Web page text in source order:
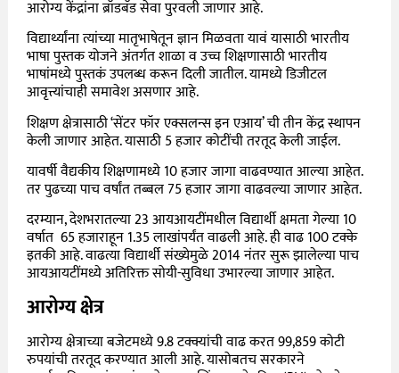
आरोग्य केंद्रांना ब्रॉडबँड सेवा पुरवली जाणार आहे.
विद्यार्थ्यांना त्यांच्या मातृभाषेतून ज्ञान मिळवता यावं यासाठी भारतीय
भाषा पुस्तक योजने अंतर्गत शाळा व उच्च शिक्षणासाठी भारतीय
भाषांमध्ये पुस्तकं उपलब्ध करून दिली जातील. यामध्ये डिजीटल
आवृत्त्यांचाही समावेश असणार आहे.
शिक्षण क्षेत्रासाठी ‘सेंटर फॉर एक्सलन्स इन एआय’ ची तीन केंद्र स्थापन
केली जाणार आहेत. यासाठी 5 हजार कोटींची तरतूद केली जाईल.
यावर्षी वैद्यकीय शिक्षणामध्ये 10 हजार जागा वाढवण्यात आल्या आहेत.
तर पुढच्या पाच वर्षांत तब्बल 75 हजार जागा वाढवल्या जाणार आहेत.
दरम्यान, देशभरातल्या 23 आयआयटींमधील विद्यार्थी क्षमता गेल्या 10
वर्षात 65 हजाराहून 1.35 लाखांपर्यंत वाढली आहे. ही वाढ 100 टक्के
इतकी आहे. वाढत्या विद्यार्थी संख्येमुळे 2014 नंतर सुरू झालेल्या पाच
आयआयटींमध्ये अतिरिक्त सोयी-सुविधा उभारल्या जाणार आहेत.
आरोग्य क्षेत्र
आरोग्य क्षेत्राच्या बजेटमध्ये 9.8 टक्क्यांची वाढ करत 99,859 कोटी
रुपयांची तरतूद करण्यात आली आहे. यासोबतच सरकारने